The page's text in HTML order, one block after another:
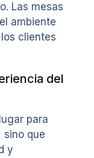
Las mesas
ambiente
clientes
del
para
sino que
y